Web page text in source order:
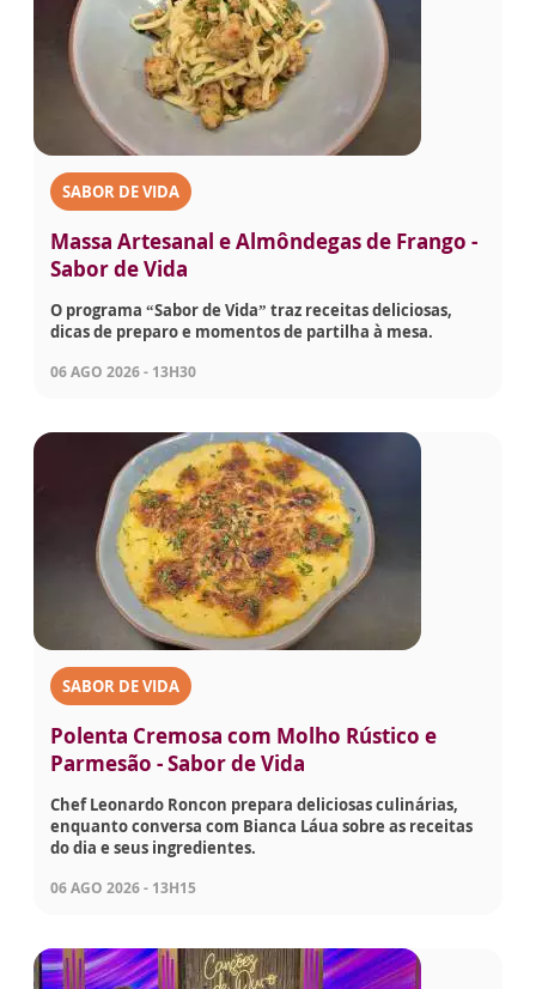
SABOR DE VIDA
Massa Artesanal e Almôndegas de Frango -
Sabor de Vida
O programa “Sabor de Vida” traz receitas deliciosas,
dicas de preparo e momentos de partilha à mesa.
06 AGO 2026 - 13H30
SABOR DE VIDA
Polenta Cremosa com Molho Rústico e
Parmesão - Sabor de Vida
Chef Leonardo Roncon prepara deliciosas culinárias,
enquanto conversa com Bianca Láua sobre as receitas
do dia e seus ingredientes.
06 AGO 2026 - 13H15